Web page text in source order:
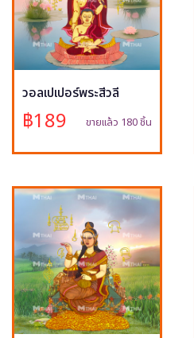
วอลเปเปอร์พระสีวลี
฿189 ขายแล้ว 180 ชิ้น